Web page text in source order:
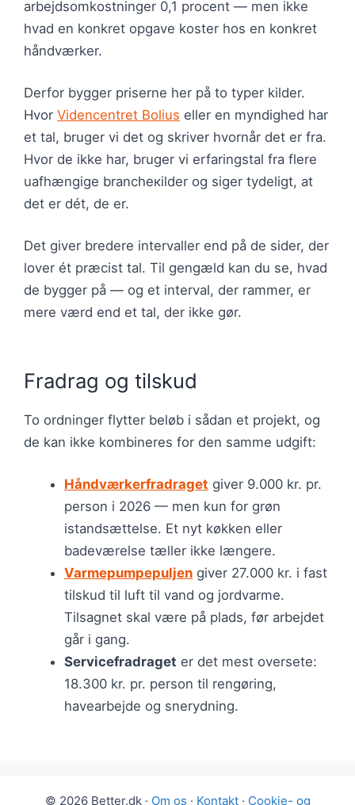
arbejdsomkostninger 0,1 procent — men ikke
hvad en konkret opgave koster hos en konkret
håndværker.
Derfor bygger priserne her på to typer kilder.
Hvor Videncentret Bolius eller en myndighed har
et tal, bruger vi det og skriver hvornår det er fra.
Hvor de ikke har, bruger vi erfaringstal fra flere
uafhængige brancheкilder og siger tydeligt, at
det er dét, de er.
Det giver bredere intervaller end på de sider, der
lover ét præcist tal. Til gengæld kan du se, hvad
de bygger på — og et interval, der rammer, er
mere værd end et tal, der ikke gør.
Fradrag og tilskud
To ordninger flytter beløb i sådan et projekt, og
de kan ikke kombineres for den samme udgift:
Håndværkerfradraget giver 9.000 kr. pr.
person i 2026 — men kun for grøn
istandsættelse. Et nyt køkken eller
badeværelse tæller ikke længere.
Varmepumpepuljen giver 27.000 kr. i fast
tilskud til luft til vand og jordvarme.
Tilsagnet skal være på plads, før arbejdet
går i gang.
Servicefradraget er det mest oversete:
18.300 kr. pr. person til rengøring,
havearbejde og snerydning.
© 2026 Better.dk · Om os · Kontakt· Cookie- og